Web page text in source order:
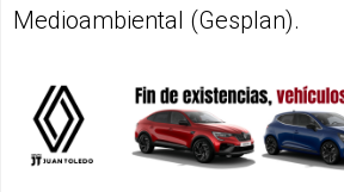
Medioambiental (Gesplan).